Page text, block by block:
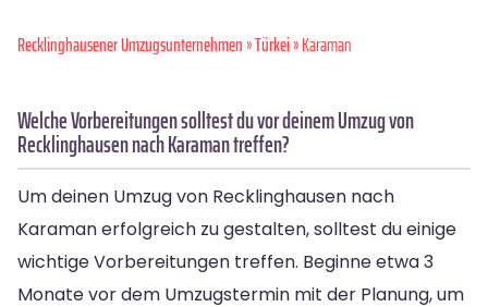
Recklinghausener Umzugsunternehmen»Türkei» Karaman
Welche Vorbereitungen solltest du vor deinem Umzug von
Recklinghausen nach Karaman treffen?
Um deinen Umzug von Recklinghausen nach
Karaman erfolgreich zu gestalten, solltest du einige
wichtige Vorbereitungen treffen. Beginne etwa 3
Monate vor dem Umzugstermin mit der Planung, um